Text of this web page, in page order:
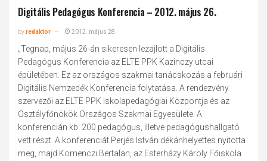
Digitális Pedagógus Konferencia – 2012. május 26.
byredaktor 2012. május 28.
„Tegnap, május 26-án sikeresen lezajlott a Digitális
Pedagógus Konferencia az ELTE PPK Kazinczy utcai
épületében. Ez az országos szakmai tanácskozás a februári
Digitális Nemzedék Konferencia folytatása. A rendezvény
szervezői az ELTE PPK Iskolapedagógiai Központja és az
Osztályfőnökök Országos Szakmai Egyesülete. A
konferencián kb. 200 pedagógus, illetve pedagógushallgató
vett részt. A konferenciát Perjés István dékánhelyettes nyitotta
meg, majd Komenczi Bertalan, az Esterházy Károly Főiskola